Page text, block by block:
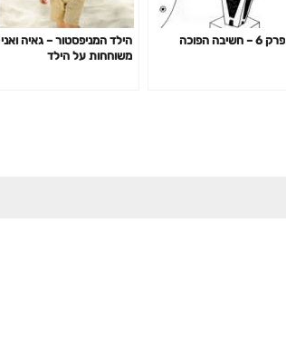
פרק 6 – חשיבה הפוכה
הילד המניפסטור – גאיה ואני
משוחחות על הילד